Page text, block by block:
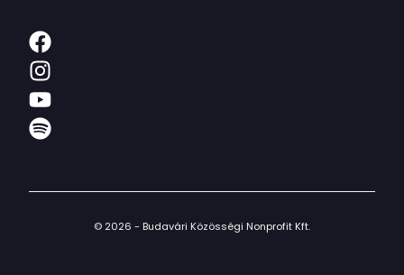
© 2026 - Budavári Közösségi Nonprofit Kft.